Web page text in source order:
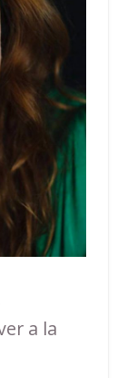
a la